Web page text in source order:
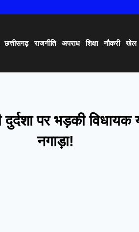
छत्तीसगढ़ राजनीति अपराध शिक्षा नौकरी खेल
पर भड़की विधायक
नगाड़ा!